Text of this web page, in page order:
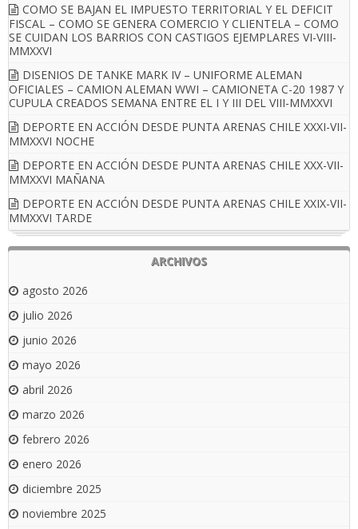
COMO SE BAJAN EL IMPUESTO TERRITORIAL Y EL DEFICIT
FISCAL – COMO SE GENERA COMERCIO Y CLIENTELA – COMO
SE CUIDAN LOS BARRIOS CON CASTIGOS EJEMPLARES VI-VIII-
MMXXVI
DISENIOS DE TANKE MARK IV – UNIFORME ALEMAN
OFICIALES – CAMION ALEMAN WWI – CAMIONETA C-20 1987 Y
CUPULA CREADOS SEMANA ENTRE EL I Y III DEL VIII-MMXXVI
DEPORTE EN ACCIÓN DESDE PUNTA ARENAS CHILE XXXI-VII-
MMXXVI NOCHE
DEPORTE EN ACCIÓN DESDE PUNTA ARENAS CHILE XXX-VII-
MMXXVI MAÑANA
DEPORTE EN ACCIÓN DESDE PUNTA ARENAS CHILE XXIX-VII-
MMXXVI TARDE
ARCHIVOS
agosto 2026
julio 2026
junio 2026
mayo 2026
abril 2026
marzo 2026
febrero 2026
enero 2026
diciembre 2025
noviembre 2025